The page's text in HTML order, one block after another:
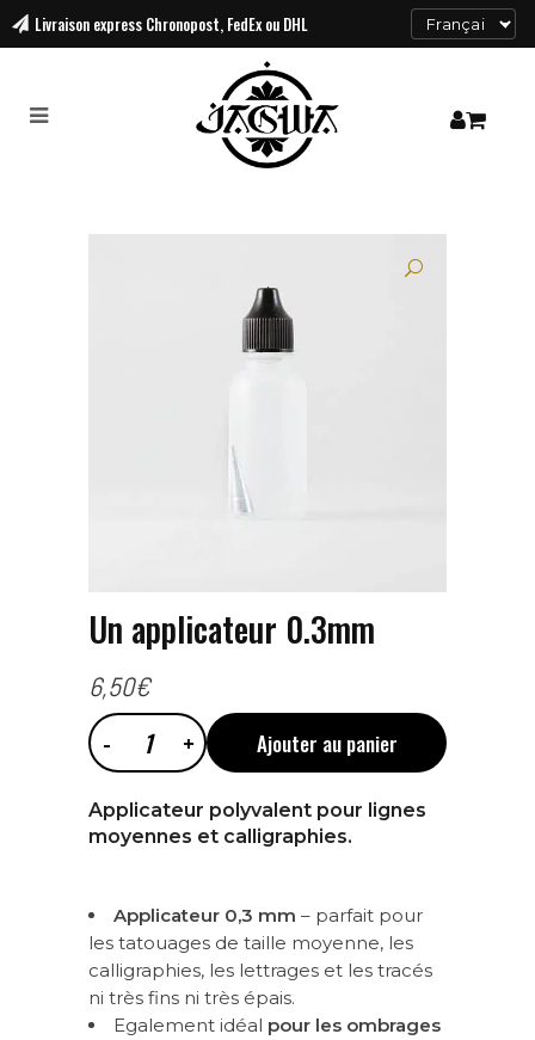
Livraison express Chronopost, FedEx ou DHL
Un applicateur 0.3mm
6,50€
Un
applicateur
quantity
Ajouter au panier
Applicateur polyvalent pour lignes
moyennes et calligraphies.
Applicateur 0,3 mm – parfait pour
les tatouages de taille moyenne, les
calligraphies, les lettrages et les tracés
ni très fins ni très épais.
Egalement idéal pour les ombrages